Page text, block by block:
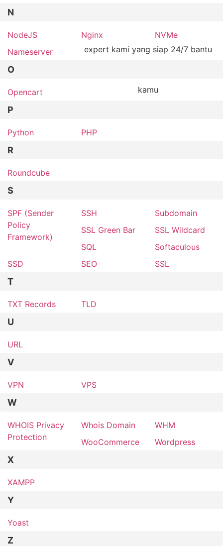
N
NodeJS Nginx
NVMe
Nameserver
O
Opencart
P
Python PHP
R
Roundcube
S
SPF (Sender
Policy
Framework)
SSH
Subdomain
SSL Green Bar
SSL Wildcard
SQL
Softaculous
SSD
SEO SSL
T
TXT Records TLD
U
URL
V
VPN VPS
W
WHOIS Privacy
Protection
Whois Domain
WHM
WooCommerce
Wordpress
X
XAMPP
Y
Yoast
Z
expert kami yang siap 24/7 bantu
kamu